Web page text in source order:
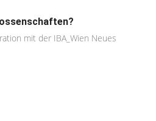
mit der IBA_Wien Neues